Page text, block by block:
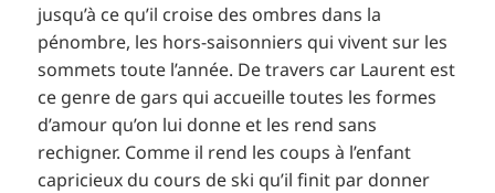
jusqu’à ce qu’il croise des ombres dans la
pénombre, les hors-saisonniers qui vivent sur les
sommets toute l’année. De travers car Laurent est
ce genre de gars qui accueille toutes les formes
d’amour qu’on lui donne et les rend sans
rechigner. Comme il rend les coups à l’enfant
capricieux du cours de ski qu’il finit par donner